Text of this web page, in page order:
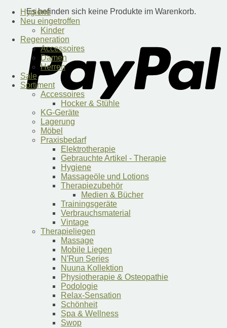
Es befinden sich keine Produkte im Warenkorb.
Hygiene
Neu eingetroffen
Kinder
Regeneration
Accessoires
Damen
Herren
Sale
Sortiment
Accessoires
Hocker & Stühle
KG-Geräte
Lagerung
Möbel
Praxisbedarf
Elektrotherapie
Gebrauchte Artikel - Therapie
Hygiene
Massageöle und Lotions
Therapiezubehör
Medien & Bücher
Trainingsgeräte
Verbrauchsmaterial
Vintage
Therapieliegen
Massage
Mobile Liegen
N'Run Series
Nuuna Kollektion
Physiotherapie & Osteopathie
Podologie
Relax-Sensation
Schönheit
Spa & Wellness
Swop